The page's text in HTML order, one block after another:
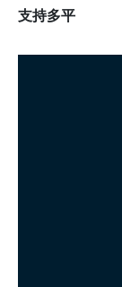
支持多平